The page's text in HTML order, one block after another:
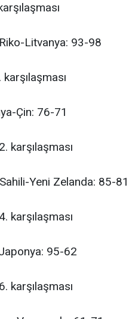
Litvanya: 93-98
Çin: 76-71
karşılaşması
Yeni Zelanda: 85-81
karşılaşması
95-62
karşılaşması